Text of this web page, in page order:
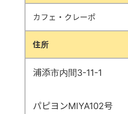
カフェ・クレーポ
住所
浦添市内間3-11-1
パピヨンMIYA102号